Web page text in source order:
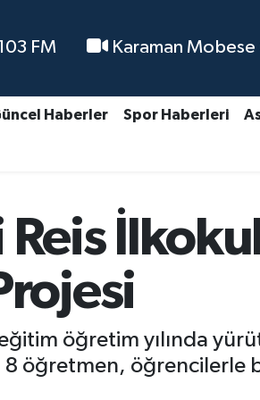
FM Karaman Mobese
Haberler Spor Haberleri
öğretim yılında
öğretmen, öğrencilerle